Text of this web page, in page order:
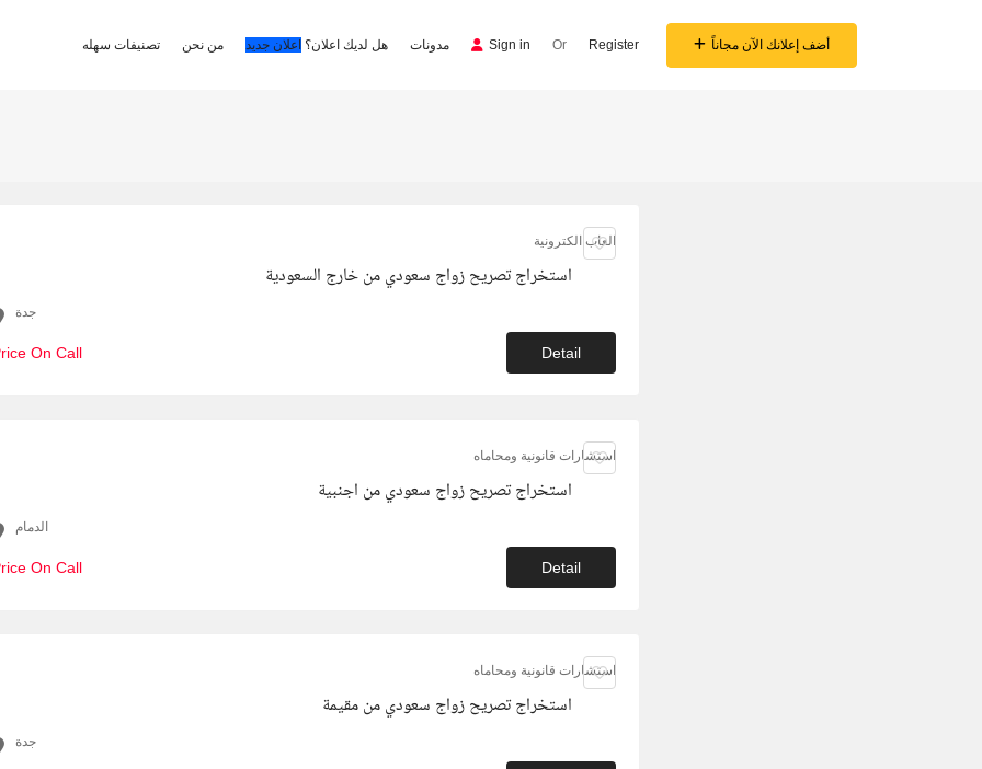
تصنيفات سهله من نحن هل لديك اعلان؟ اعلان جديد مدونات Sign in Or Register أضف إعلانك الآن مجاناً
العاب الكترونية
استخراج تصريح زواج سعودي من خارج السعودية
جدة
On Call Detail
استشارات قانونية ومحاماه
استخراج تصريح زواج سعودي من اجنبية
الدمام
On Call Detail
استشارات قانونية ومحاماه
استخراج تصريح زواج سعودي من مقيمة
جدة